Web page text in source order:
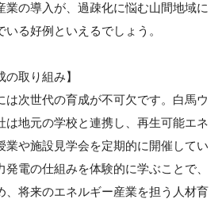
業の導入が、過疎化に悩む山間地域に
る好例といえるでしょう。
の取り組み】
は次世代の育成が不可欠です。白馬ウ
は地元の学校と連携し、再生可能エネ
業や施設見学会を定期的に開催してい
発電の仕組みを体験的に学ぶことで、
、将来のエネルギー産業を担う人材育